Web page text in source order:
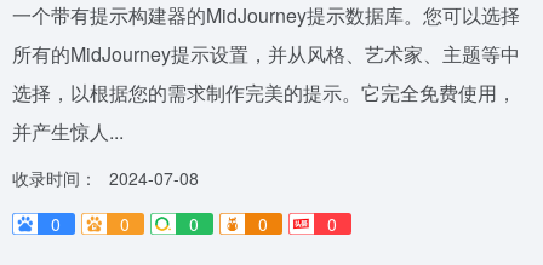
一个带有提示构建器的MidJourney提示数据库。您可以选择
所有的MidJourney提示设置，并从风格、艺术家、主题等中
选择，以根据您的需求制作完美的提示。它完全免费使用，
并产生惊人...
收录时间：
2024-07-08
0
0 0 0 0